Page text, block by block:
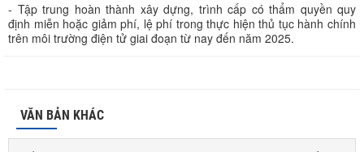
- Tập trung hoàn thành xây dựng, trình cấp có thẩm quyền quy
định miễn hoặc giảm phí, lệ phí trong thực hiện thủ tục hành chính
trên môi trường điện tử giai đoạn từ nay đến năm 2025.
VĂN BẢN KHÁC